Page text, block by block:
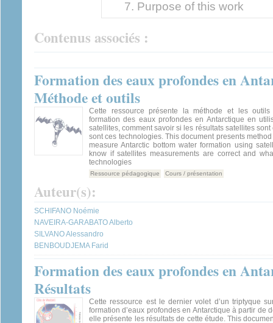
Purpose of this work
Contenus associés :
Formation des eaux profondes en
Méthode et outils
Cette ressource présente la méthode et les
formation des eaux profondes en Antarctique en
satellites, comment savoir si les résultats satellites
sont ces technologies. This document presents
measure Antarctic bottom water formation using
know if satellites measurements are correct and
technologies
Ressource pédagogique Cours / présentation
Auteur(s):
SCHIFANO Noémie
NAVEIRA-GARABATO Alberto
SILVANO Alessandro
BENBOUDJEMA Farid
Formation des eaux profondes en
Résultats
Cette ressource est le dernier volet d’un triptyque
formation d’eaux profondes en Antarctique à partir de
elle présente les résultats de cette étude. This